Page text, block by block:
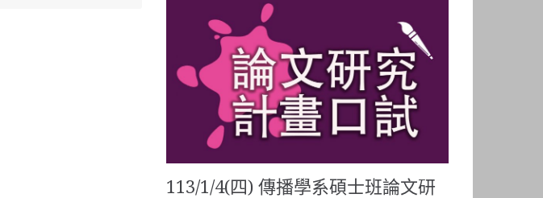
113/1/4(四) 傳播學系碩士班論文研